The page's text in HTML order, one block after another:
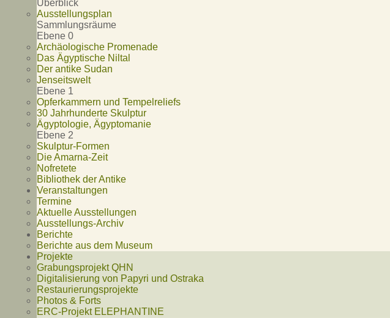
Überblick
Ausstellungsplan
Sammlungsräume
Ebene 0
Archäologische Promenade
Das Ägyptische Niltal
Der antike Sudan
Jenseitswelt
Ebene 1
Opferkammern und Tempelreliefs
30 Jahrhunderte Skulptur
Ägyptologie, Ägyptomanie
Ebene 2
Skulptur-Formen
Die Amarna-Zeit
Nofretete
Bibliothek der Antike
Veranstaltungen
Termine
Aktuelle Ausstellungen
Ausstellungs-Archiv
Berichte
Berichte aus dem Museum
Projekte
Grabungsprojekt QHN
Digitalisierung von Papyri und Ostraka
Restaurierungsprojekte
Photos & Forts
ERC-Projekt ELEPHANTINE